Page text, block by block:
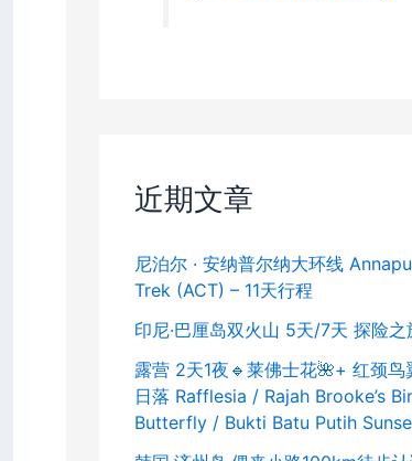
近期文章
尼泊尔 · 安纳普尔纳大环线
Trek (ACT) – 11天行程
印尼·巴厘岛双火山 5天/7天 探险之
露营 2天1夜🔹莱佛士花🌺+ 红颈
日落 Rafflesia / Rajah Brooke’s
Butterfly / Bukti Batu Putih